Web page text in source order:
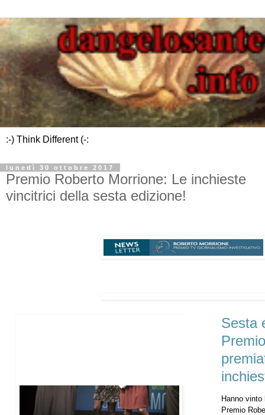
:-) Think Different (-:
lunedì 30 ottobre 2017
Premio Roberto Morrione: Le inchieste
vincitrici della sesta edizione!
Sesta
Hanno
Premio